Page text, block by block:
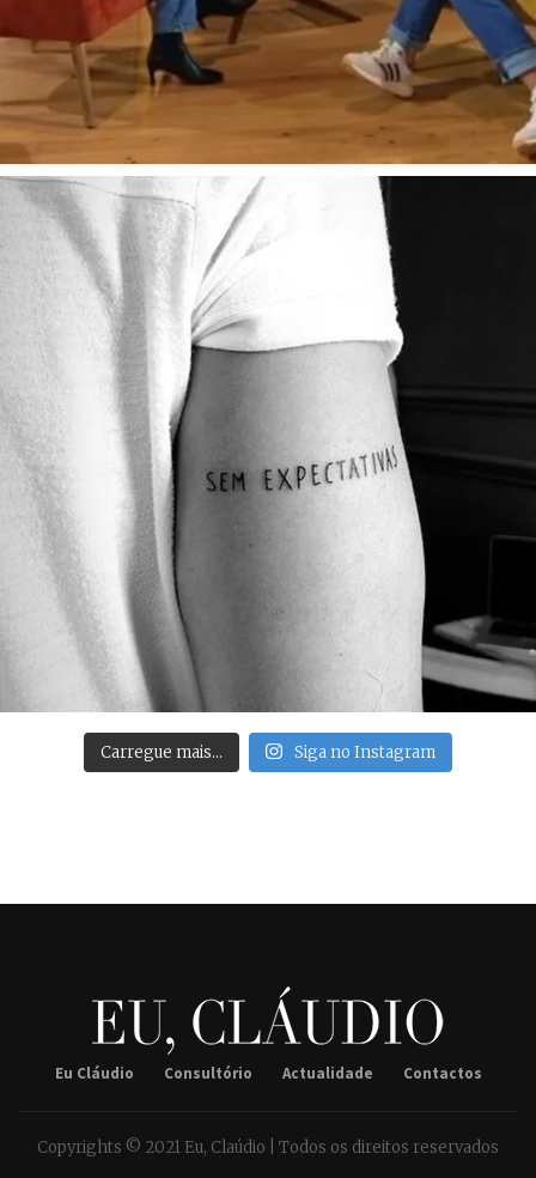
Carregue mais… Siga no Instagram
Eu Cláudio Consultório Actualidade Contactos
Copyrights © 2021 Eu, Claúdio | Todos os direitos reservados